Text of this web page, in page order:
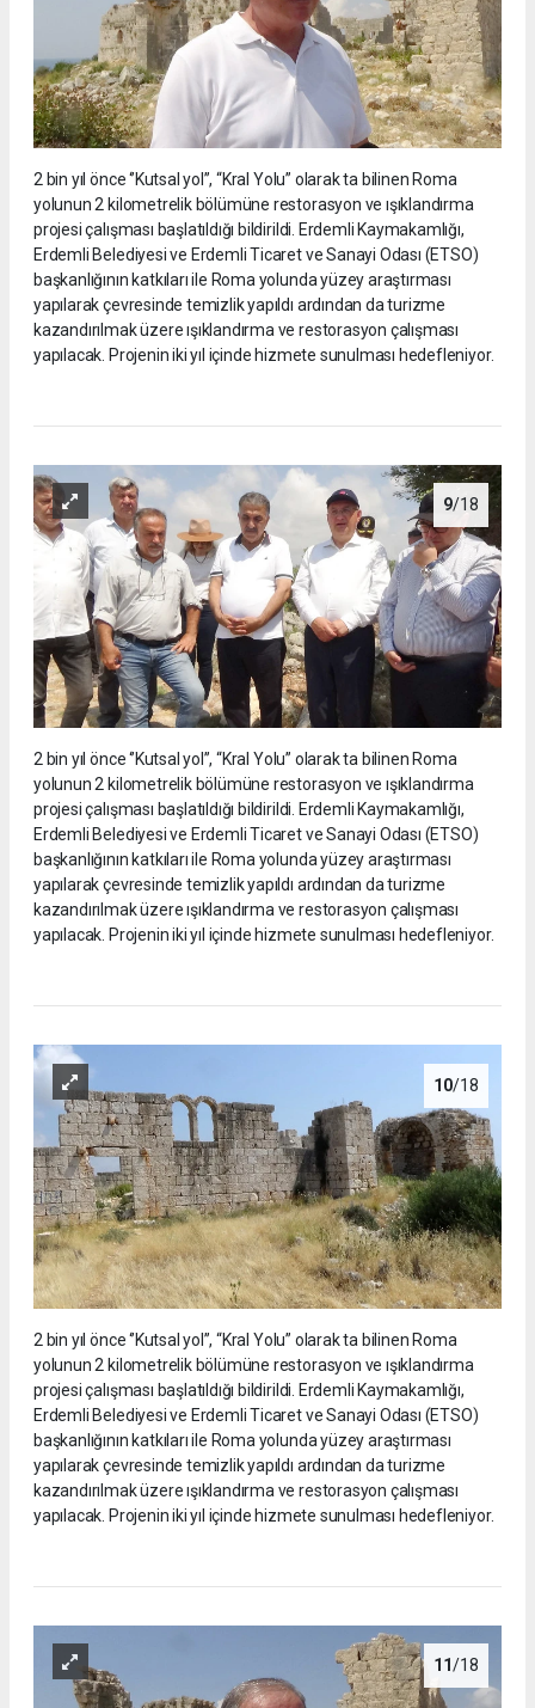
2 bin yıl önce ‘’Kutsal yol’’, “Kral Yolu” olarak ta bilinen Roma
yolunun 2 kilometrelik bölümüne restorasyon ve ışıklandırma
projesi çalışması başlatıldığı bildirildi. Erdemli Kaymakamlığı,
Erdemli Belediyesi ve Erdemli Ticaret ve Sanayi Odası (ETSO)
başkanlığının katkıları ile Roma yolunda yüzey araştırması
yapılarak çevresinde temizlik yapıldı ardından da turizme
kazandırılmak üzere ışıklandırma ve restorasyon çalışması
yapılacak. Projenin iki yıl içinde hizmete sunulması hedefleniyor.
9/18
2 bin yıl önce ‘’Kutsal yol’’, “Kral Yolu” olarak ta bilinen Roma
yolunun 2 kilometrelik bölümüne restorasyon ve ışıklandırma
projesi çalışması başlatıldığı bildirildi. Erdemli Kaymakamlığı,
Erdemli Belediyesi ve Erdemli Ticaret ve Sanayi Odası (ETSO)
başkanlığının katkıları ile Roma yolunda yüzey araştırması
yapılarak çevresinde temizlik yapıldı ardından da turizme
kazandırılmak üzere ışıklandırma ve restorasyon çalışması
yapılacak. Projenin iki yıl içinde hizmete sunulması hedefleniyor.
10/18
2 bin yıl önce ‘’Kutsal yol’’, “Kral Yolu” olarak ta bilinen Roma
yolunun 2 kilometrelik bölümüne restorasyon ve ışıklandırma
projesi çalışması başlatıldığı bildirildi. Erdemli Kaymakamlığı,
Erdemli Belediyesi ve Erdemli Ticaret ve Sanayi Odası (ETSO)
başkanlığının katkıları ile Roma yolunda yüzey araştırması
yapılarak çevresinde temizlik yapıldı ardından da turizme
kazandırılmak üzere ışıklandırma ve restorasyon çalışması
yapılacak. Projenin iki yıl içinde hizmete sunulması hedefleniyor.
11/18